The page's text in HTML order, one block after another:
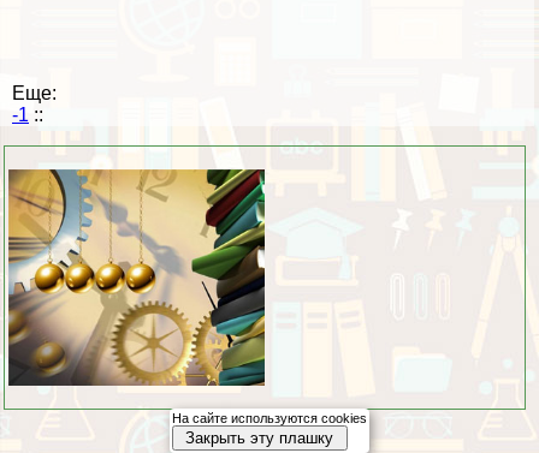
Еще:
-1 ::
На сайте используются cookies
Закрыть эту плашку